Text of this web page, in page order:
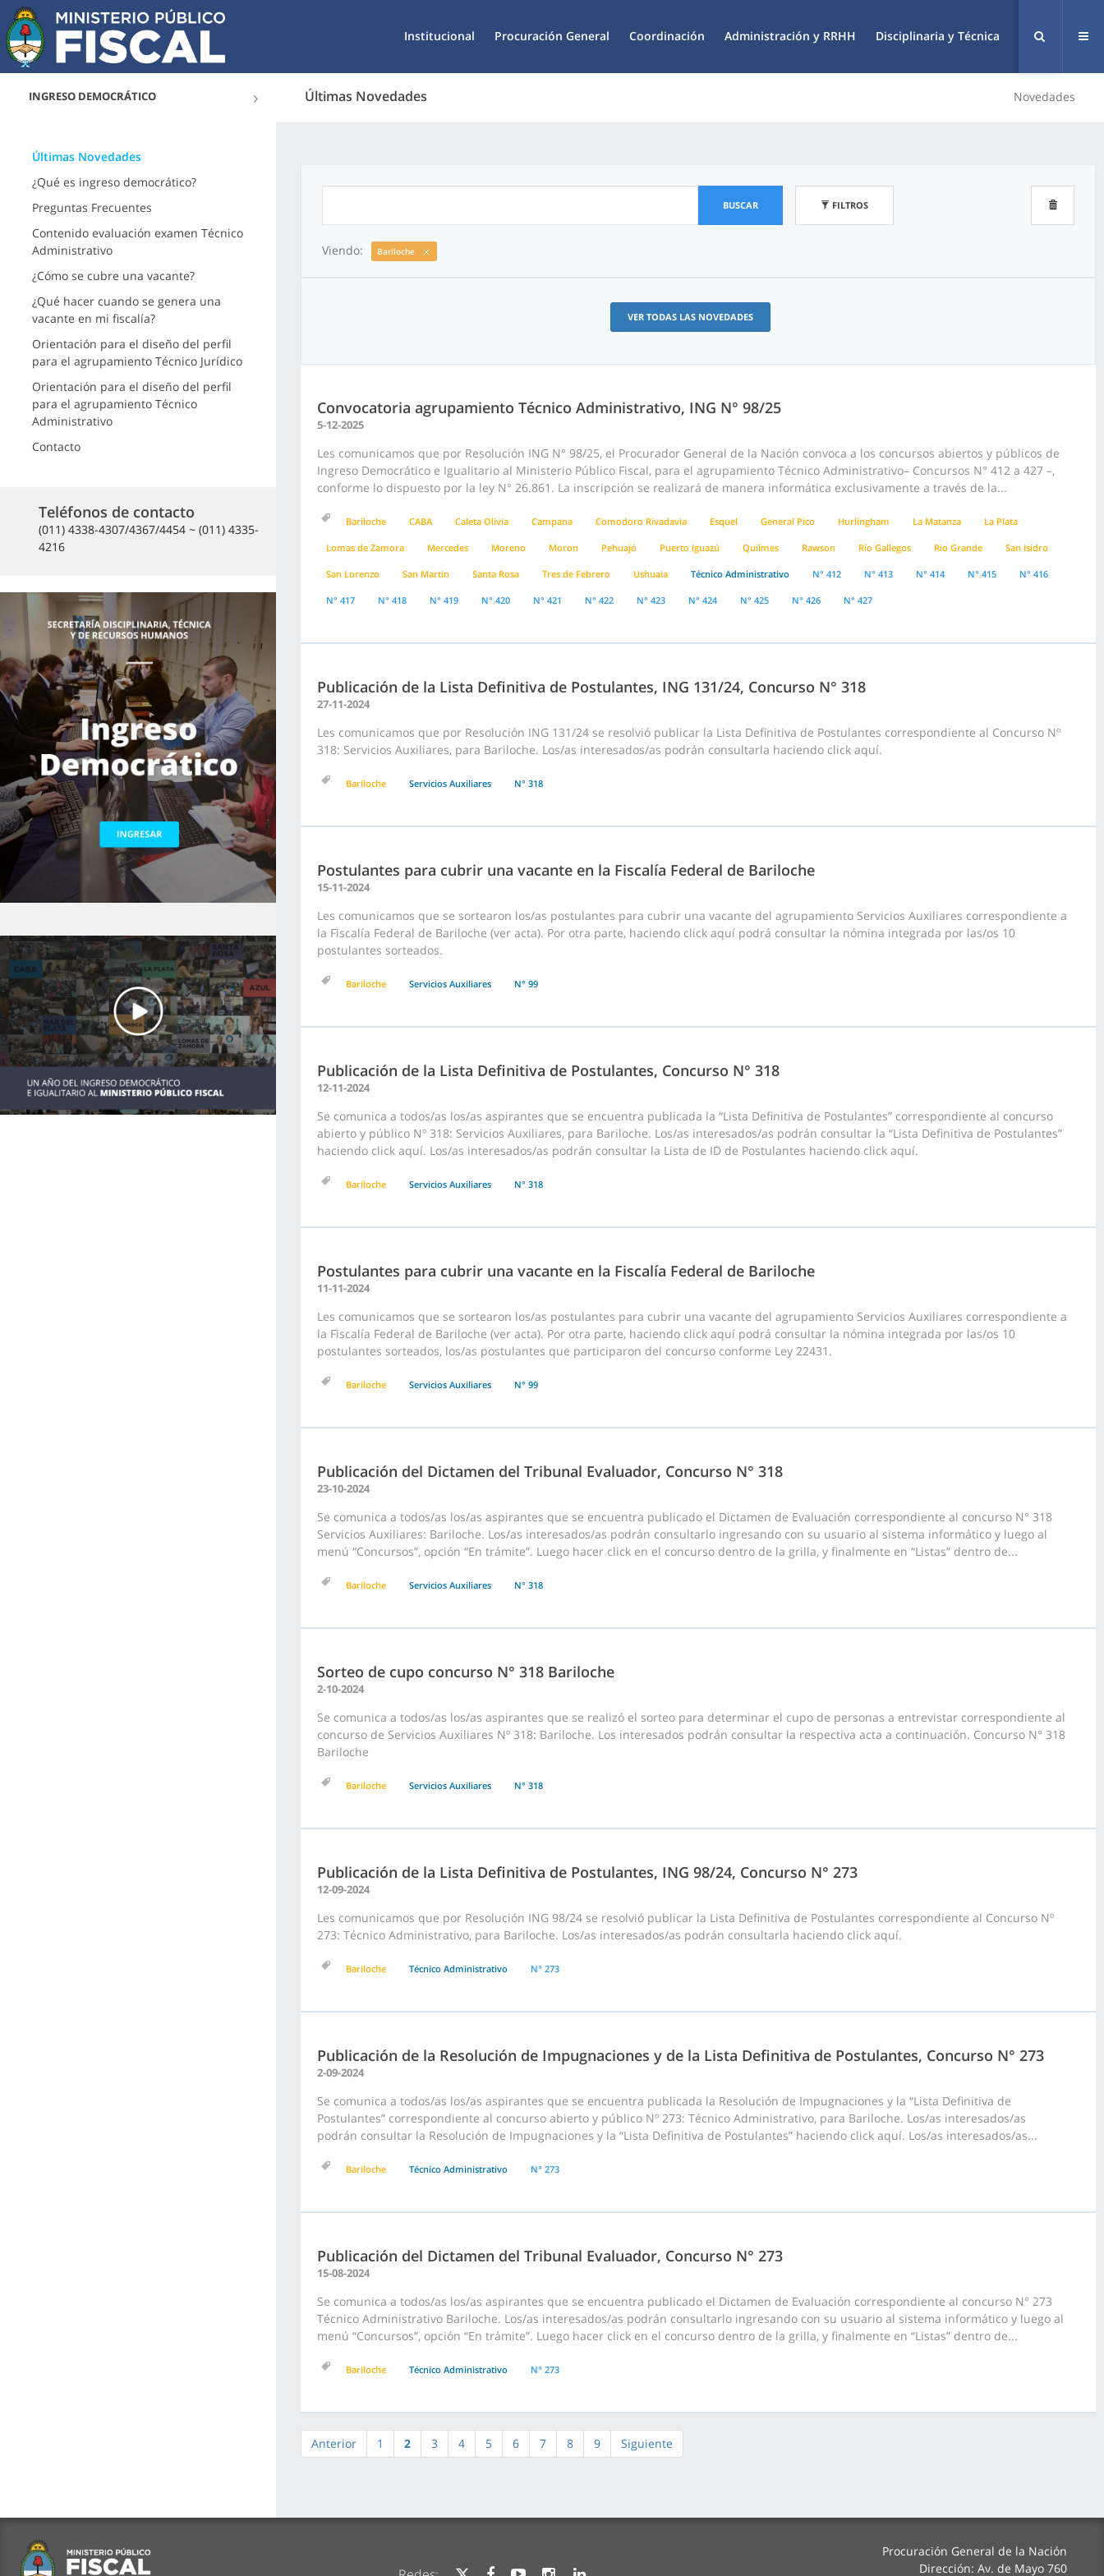
Institucional Procuración General Coordinación Administración y RRHH Disciplinaria y Técnica
INGRESO DEMOCRÁTICO Últimas Novedades Novedades
Últimas Novedades
¿Qué es ingreso democrático?
Preguntas Frecuentes
Contenido evaluación examen Técnico
Administrativo
¿Cómo se cubre una vacante?
¿Qué hacer cuando se genera una
vacante en mi fiscalía?
Orientación para el diseño del perfil
para el agrupamiento Técnico Jurídico
Orientación para el diseño del perfil
para el agrupamiento Técnico
Administrativo
Contacto
Teléfonos de contacto
(011) 4338-4307/4367/4454 ~ (011) 4335-
4216
BUSCAR FILTROS
Viendo: Bariloche
VER TODAS LAS NOVEDADES
Convocatoria agrupamiento Técnico Administrativo, ING N° 98/25
5-12-2025
Les comunicamos que por Resolución ING N° 98/25, el Procurador General de la Nación convoca a los concursos abiertos y públicos de
Ingreso Democrático e Igualitario al Ministerio Público Fiscal, para el agrupamiento Técnico Administrativo– Concursos N° 412 a 427 –,
conforme lo dispuesto por la ley N° 26.861. La inscripción se realizará de manera informática exclusivamente a través de la...
Bariloche CABA Caleta Olivia Campana Comodoro Rivadavia Esquel General Pico Hurlingham La Matanza La Plata
Lomas de Zamora Mercedes Moreno Moron Pehuajó Puerto Iguazú Quilmes Rawson Río Gallegos Rio Grande San Isidro
San Lorenzo San Martin Santa Rosa Tres de Febrero Ushuaia Técnico Administrativo N° 412 N° 413 N° 414 N° 415 N° 416
N° 417 N° 418 N° 419 N° 420 N° 421 N° 422 N° 423 N° 424 N° 425 N° 426 N° 427
Publicación de la Lista Definitiva de Postulantes, ING 131/24, Concurso N° 318
27-11-2024
Les comunicamos que por Resolución ING 131/24 se resolvió publicar la Lista Definitiva de Postulantes correspondiente al Concurso Nº
318: Servicios Auxiliares, para Bariloche. Los/as interesados/as podrán consultarla haciendo click aquí.
Bariloche Servicios Auxiliares N° 318
Postulantes para cubrir una vacante en la Fiscalía Federal de Bariloche
15-11-2024
Les comunicamos que se sortearon los/as postulantes para cubrir una vacante del agrupamiento Servicios Auxiliares correspondiente a
la Fiscalía Federal de Bariloche (ver acta). Por otra parte, haciendo click aquí podrá consultar la nómina integrada por las/os 10
postulantes sorteados.
Bariloche Servicios Auxiliares N° 99
Publicación de la Lista Definitiva de Postulantes, Concurso N° 318
12-11-2024
Se comunica a todos/as los/as aspirantes que se encuentra publicada la “Lista Definitiva de Postulantes” correspondiente al concurso
abierto y público Nº 318: Servicios Auxiliares, para Bariloche. Los/as interesados/as podrán consultar la “Lista Definitiva de Postulantes”
haciendo click aquí. Los/as interesados/as podrán consultar la Lista de ID de Postulantes haciendo click aquí.
Bariloche Servicios Auxiliares N° 318
Postulantes para cubrir una vacante en la Fiscalía Federal de Bariloche
11-11-2024
Les comunicamos que se sortearon los/as postulantes para cubrir una vacante del agrupamiento Servicios Auxiliares correspondiente a
la Fiscalía Federal de Bariloche (ver acta). Por otra parte, haciendo click aquí podrá consultar la nómina integrada por las/os 10
postulantes sorteados, los/as postulantes que participaron del concurso conforme Ley 22431.
Bariloche Servicios Auxiliares N° 99
Publicación del Dictamen del Tribunal Evaluador, Concurso N° 318
23-10-2024
Se comunica a todos/as los/as aspirantes que se encuentra publicado el Dictamen de Evaluación correspondiente al concurso N° 318
Servicios Auxiliares: Bariloche. Los/as interesados/as podrán consultarlo ingresando con su usuario al sistema informático y luego al
menú “Concursos”, opción “En trámite”. Luego hacer click en el concurso dentro de la grilla, y finalmente en “Listas” dentro de...
Bariloche Servicios Auxiliares N° 318
Sorteo de cupo concurso N° 318 Bariloche
2-10-2024
Se comunica a todos/as los/as aspirantes que se realizó el sorteo para determinar el cupo de personas a entrevistar correspondiente al
concurso de Servicios Auxiliares Nº 318: Bariloche. Los interesados podrán consultar la respectiva acta a continuación. Concurso N° 318
Bariloche
Bariloche Servicios Auxiliares N° 318
Publicación de la Lista Definitiva de Postulantes, ING 98/24, Concurso N° 273
12-09-2024
Les comunicamos que por Resolución ING 98/24 se resolvió publicar la Lista Definitiva de Postulantes correspondiente al Concurso Nº
273: Técnico Administrativo, para Bariloche. Los/as interesados/as podrán consultarla haciendo click aquí.
Bariloche Técnico Administrativo N° 273
Publicación de la Resolución de Impugnaciones y de la Lista Definitiva de Postulantes, Concurso N° 273
2-09-2024
Se comunica a todos/as los/as aspirantes que se encuentra publicada la Resolución de Impugnaciones y la “Lista Definitiva de
Postulantes” correspondiente al concurso abierto y público Nº 273: Técnico Administrativo, para Bariloche. Los/as interesados/as
podrán consultar la Resolución de Impugnaciones y la “Lista Definitiva de Postulantes” haciendo click aquí. Los/as interesados/as...
Bariloche Técnico Administrativo N° 273
Publicación del Dictamen del Tribunal Evaluador, Concurso N° 273
15-08-2024
Se comunica a todos/as los/as aspirantes que se encuentra publicado el Dictamen de Evaluación correspondiente al concurso N° 273
Técnico Administrativo Bariloche. Los/as interesados/as podrán consultarlo ingresando con su usuario al sistema informático y luego al
menú “Concursos”, opción “En trámite”. Luego hacer click en el concurso dentro de la grilla, y finalmente en “Listas” dentro de...
Bariloche Técnico Administrativo N° 273
Anterior 1 2 3 4 5 6 7 8 9 Siguiente
Procuración General de la Nación
Dirección: Av. de Mayo 760